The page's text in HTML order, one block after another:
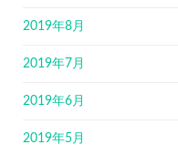
2019年8月
2019年7月
2019年6月
2019年5月